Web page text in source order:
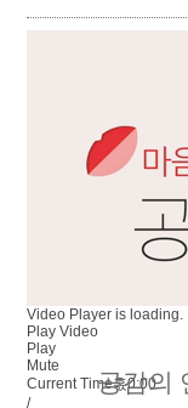
Video Player is loading.
Play Video
Play
Mute
Current Time혻0:00
/
공감의